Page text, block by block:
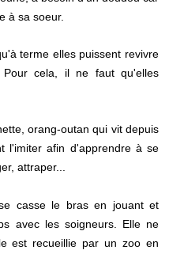
à sa soeur.
terme elles puissent revivre
cela, il ne faut qu'elles
orang-outan qui vit depuis
l'imiter afin d'apprendre à se
attraper...
casse le bras en jouant et
avec les soigneurs. Elle ne
est recueillie par un zoo en